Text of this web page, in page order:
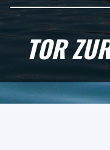
TOR